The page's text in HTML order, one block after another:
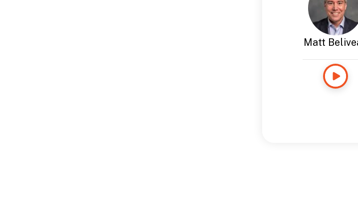
Matt